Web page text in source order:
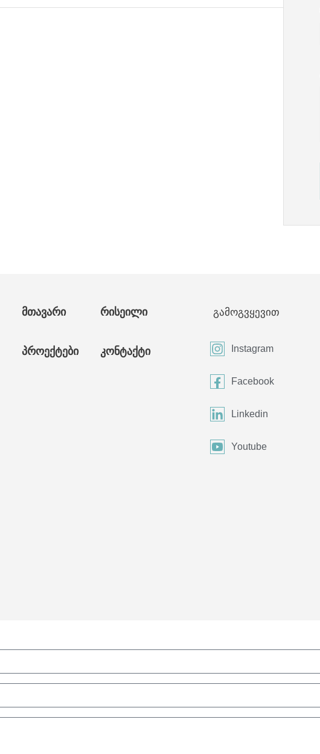
მთავარი
პროექტები
რისეილი
კონტაქტი
გამოგვყევით
Instagram
Facebook
Linkedin
Youtube